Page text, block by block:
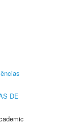
DE